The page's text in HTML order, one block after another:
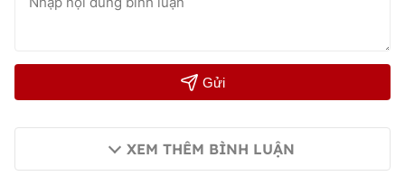
Gửi
XEM THÊM BÌNH LUẬN